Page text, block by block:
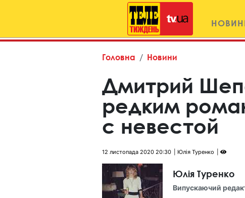
Головна Новини
Дмитрий
редким
с невестой
12 листопада 2020 20:30 Юлія Туренко
Юлія Туренко
Випускаючий